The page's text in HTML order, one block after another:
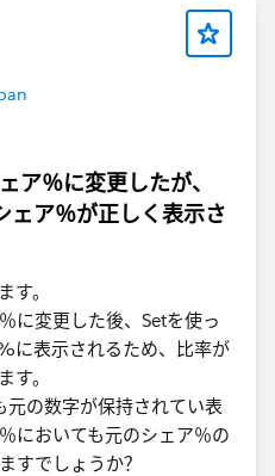
ア％に変更したが、
ェア％が正しく表示さ
す。
に変更した後、Setを使っ
に表示されるため、比率が
す。
の数字が保持されてい表
においても元のシェア％の
すでしょうか？​